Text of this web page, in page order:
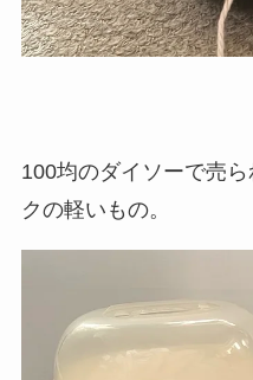
100均のダイソーで売
クの軽いもの。